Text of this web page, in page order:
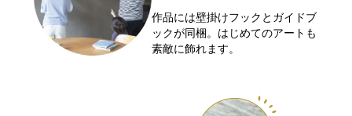
作品には壁掛けフックとガイドブ
ックが同梱。はじめてのアートも
素敵に飾れます。